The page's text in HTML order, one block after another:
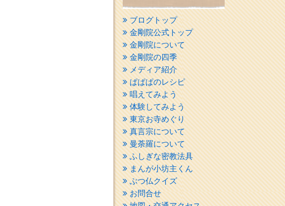
ブログトップ
金剛院公式トップ
金剛院について
金剛院の四季
メディア紹介
ぱぱぱのレシピ
唱えてみよう
体験してみよう
東京お寺めぐり
真言宗について
曼荼羅について
ふしぎな密教法具
まんが小坊主くん
ぶつ仏クイズ
お問合せ